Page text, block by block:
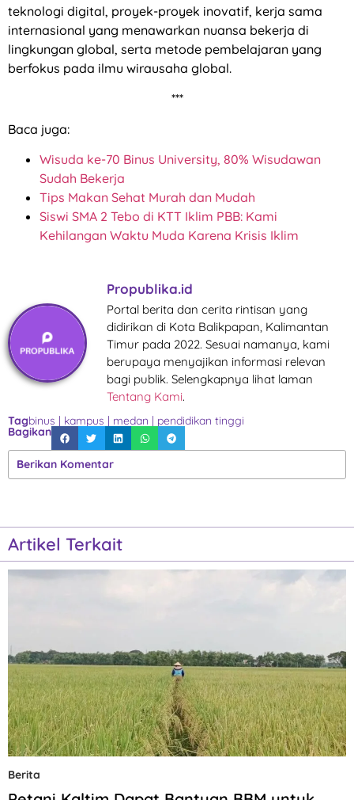
teknologi digital, proyek-proyek inovatif, kerja sama
internasional yang menawarkan nuansa bekerja di
lingkungan global, serta metode pembelajaran yang
berfokus pada ilmu wirausaha global.
***
Baca juga:
Wisuda ke-70 Binus University, 80% Wisudawan
Sudah Bekerja
Tips Makan Sehat Murah dan Mudah
Siswi SMA 2 Tebo di KTT Iklim PBB: Kami
Kehilangan Waktu Muda Karena Krisis Iklim
Propublika.id
Portal berita dan cerita rintisan yang
didirikan di Kota Balikpapan, Kalimantan
Timur pada 2022. Sesuai namanya, kami
berupaya menyajikan informasi relevan
bagi publik. Selengkapnya lihat laman
Tentang Kami.
Tagbinus kampus medan pendidikan tinggi
Bagikan
Berikan Komentar
Artikel Terkait
Berita